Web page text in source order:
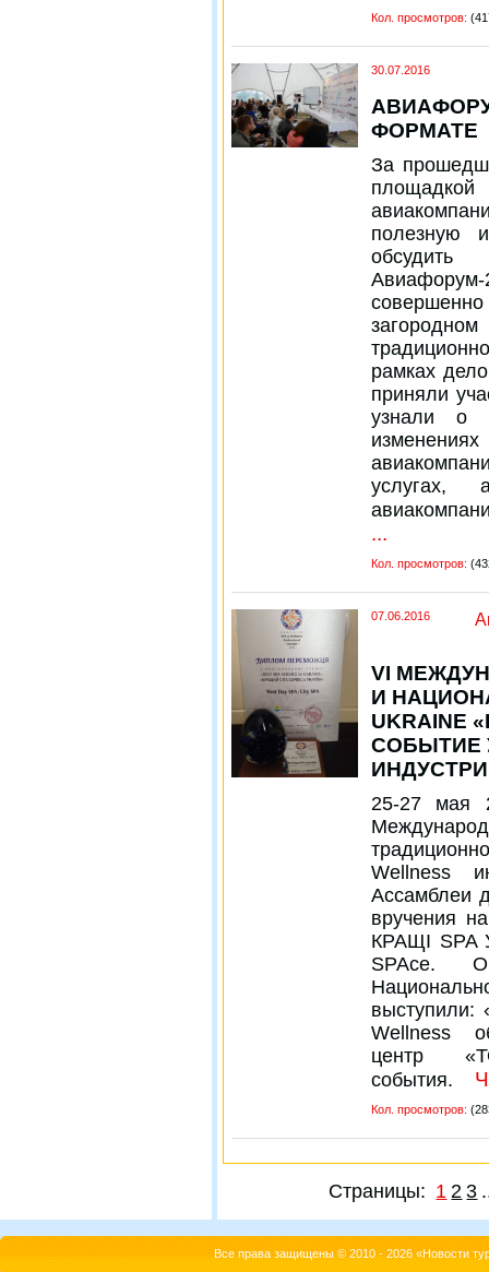
Кол. просмотров:
30.07.2016
ФОРМАТЕ
За
полезную
рамках
приняли
узнали о
услугах,
...
Кол. просмотров:
07.06.2016
VI
И
UKRAINE
СОБЫТИЕ
25-27 мая
Wellness
Ассамблеи
вручения
КРАЩІ SPA
SPAce.
выступили:
Wellness
центр
события.
Кол. просмотров:
Страницы: 1 2 3
Все права защищены © 2010 - 2026 «Новости